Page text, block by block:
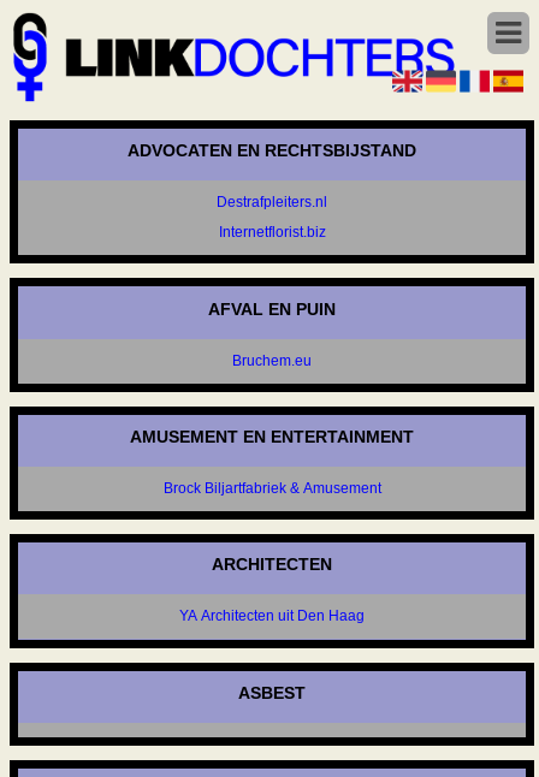
ADVOCATEN EN RECHTSBIJSTAND
Destrafpleiters.nl
Internetflorist.biz
AFVAL EN PUIN
Bruchem.eu
AMUSEMENT EN ENTERTAINMENT
Brock Biljartfabriek & Amusement
ARCHITECTEN
YA Architecten uit Den Haag
ASBEST